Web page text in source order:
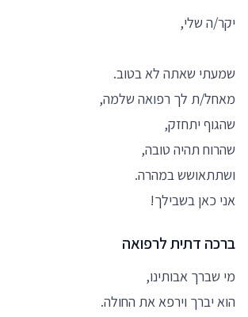
יקר/ה שלי,
שמעתי שאתה לא בטוב.
מאחל/ת לך רפואה שלמה,
שהגוף יתחזק,
שהרוח תהיה טובה,
ושתתאושש במהרה.
אני כאן בשבילך!
ברכה דתית לרפואה
מי שברך אבותינו,
הוא יברך וירפא את החולה.